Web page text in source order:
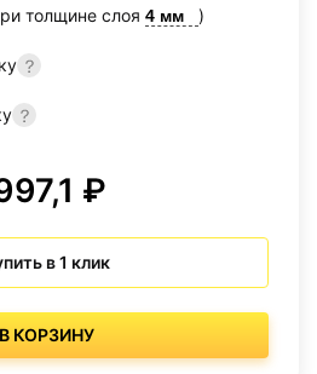
толщине слоя )
₽
в 1 клик
В КОРЗИНУ